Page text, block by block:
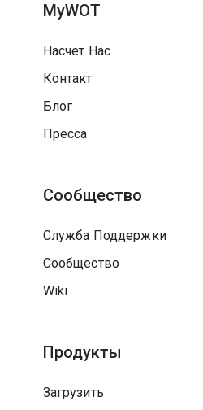
MyWOT
Насчет Нас
Контакт
Блог
Пресса
Сообщество
Служба Поддержки
Сообщество
Wiki
Продукты
Загрузить